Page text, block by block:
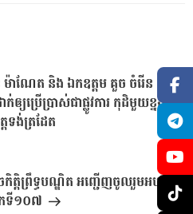
ាណែត និង ឯកឧត្តម គួច ចំរើន
យប្រើប្រាស់ជាផ្លូវការ កុដិមួយខ្នង និង
ទង់ត្រដែត
តិព្រឹទ្ធបណ្ឌិត អញ្ជើញចូលរួមអបអរ
កទី១០៧